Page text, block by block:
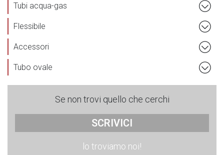
Tubi acqua-gas
Flessibile
Accessori
Tubo ovale
Se non trovi quello che cerchi
SCRIVICI
lo troviamo noi!